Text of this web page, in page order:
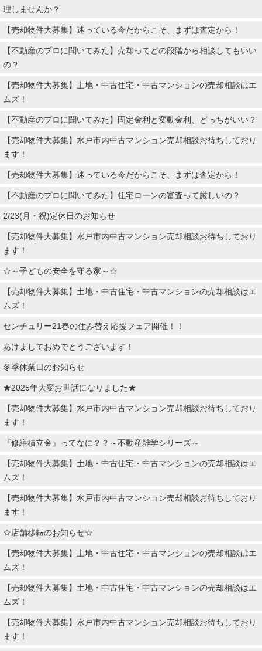
理しませんか？
【売却物件大募集】迷っている今だからこそ、まずは査定から！
【不動産のプロに聞いてみた】売却ってどの段階から相談してもいい
の？
【売却物件大募集】土地・中古住宅・中古マンションの売却相談はエ
ムズ！
【不動産のプロに聞いてみた】固定金利と変動金利、どっちがいい？
【売却物件大募集】水戸市内中古マンション売却相談お待ちしており
ます！
【売却物件大募集】迷っている今だからこそ、まずは査定から！
【不動産のプロに聞いてみた】住宅ローンの審査って厳しいの？
2/23(月・祝)定休日のお知らせ
【売却物件大募集】水戸市内中古マンション売却相談お待ちしており
ます！
☆～子どもの安全を守る家～☆
【売却物件大募集】土地・中古住宅・中古マンションの売却相談はエ
ムズ！
センチュリー21春の住み替え応援フェア開催！！
あけましておめでとうございます！
冬季休業日のお知らせ
★2025年大変お世話になりました★
【売却物件大募集】水戸市内中古マンション売却相談お待ちしており
ます！
『修繕積立金』ってなに？？～不動産雑学シリーズ～
【売却物件大募集】土地・中古住宅・中古マンションの売却相談はエ
ムズ！
【売却物件大募集】水戸市内中古マンション売却相談お待ちしており
ます！
☆店舗移転のお知らせ☆
【売却物件大募集】土地・中古住宅・中古マンションの売却相談はエ
ムズ！
【売却物件大募集】土地・中古住宅・中古マンションの売却相談はエ
ムズ！
【売却物件大募集】水戸市内中古マンション売却相談お待ちしており
ます！